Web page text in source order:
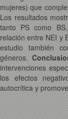
mujeres) que
Los resultados
tanto PS como
relación entre NEI y
estudio también
géneros.
intervenciones
los efectos
autocrítica y